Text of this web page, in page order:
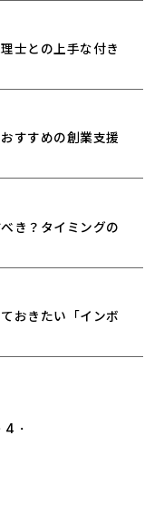
士との上手な付き
すすめの創業支援
き？タイミングの
おきたい「インボ
4